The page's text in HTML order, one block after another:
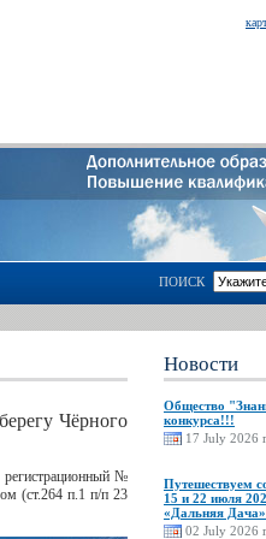
ПОИСК
Чёрного
регистрационный №
(ст.264 п.1 п/п 23
Новости
Общество
конкурса!!!
17 July 2026
Путешествуем
15 и 22 июля
«Дальняя Дача»
02 July 2026